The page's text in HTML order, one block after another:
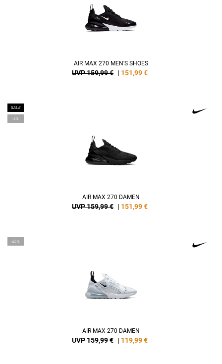
AIR MAX 270 MEN'S SHOES
UVP 159,99 € | 151,99€
SALE
-5%
AIR MAX 270 DAMEN
UVP 159,99 € | 151,99€
-25%
AIR MAX 270 DAMEN
UVP 159,99 € | 119,99€